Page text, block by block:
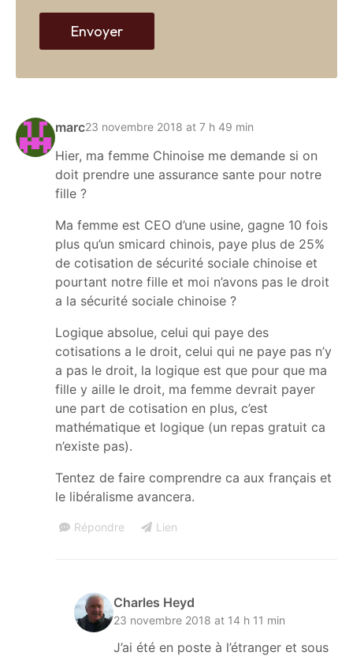
marc23 novembre 2018 at 7 h 49 min
Hier, ma femme Chinoise me demande si on
doit prendre une assurance sante pour notre
fille ?
Ma femme est CEO d’une usine, gagne 10 fois
plus qu’un smicard chinois, paye plus de 25%
de cotisation de sécurité sociale chinoise et
pourtant notre fille et moi n’avons pas le droit
a la sécurité sociale chinoise ?
Logique absolue, celui qui paye des
cotisations a le droit, celui qui ne paye pas n’y
a pas le droit, la logique est que pour que ma
fille y aille le droit, ma femme devrait payer
une part de cotisation en plus, c’est
mathématique et logique (un repas gratuit ca
n’existe pas).
Tentez de faire comprendre ca aux français et
le libéralisme avancera.
Répondre Lien
Charles Heyd
23 novembre 2018 at 14 h 11 min
J’ai été en poste à l’étranger et sous
b
Envoyer